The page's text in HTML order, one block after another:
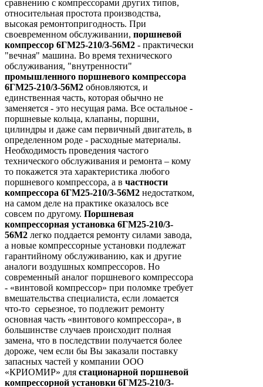
сравнению с компрессорами других типов,
относительная простота производства,
высокая ремонтопригодность. При
своевременном обслуживании, поршневой
компрессор 6ГМ25-210/3-56М2 - практически
"вечная" машина. Во время технического
обслуживания, "внутренности"
промышленного поршневого компрессора
6ГМ25-210/3-56М2 обновляются, и
единственная часть, которая обычно не
заменяется - это несущая рама. Все остальное -
поршневые кольца, клапаны, поршни,
цилиндры и даже сам первичный двигатель, в
определенном роде - расходные материалы.
Необходимость проведения частого
технического обслуживания и ремонта – кому
то покажется эта характеристика любого
поршневого компрессора, а в частности
компрессора 6ГМ25-210/3-56М2 недостатком,
на самом деле на практике оказалось все
совсем по другому. Поршневая
компрессорная установка 6ГМ25-210/3-
56М2 легко поддается ремонту силами завода,
а новые компрессорные установки подлежат
гарантийному обслуживанию, как и другие
аналоги воздушных компрессоров. Но
современный аналог поршневого компрессора
- «винтовой компрессор» при поломке требует
вмешательства специалиста, если ломается
что-то серьезное, то подлежит ремонту
основная часть «винтового компрессора», в
большинстве случаев происходит полная
замена, что в последствии получается более
дороже, чем если бы Вы заказали поставку
запасных частей у компании ООО
«КРИОМИР» для стационарной поршневой
компрессорной установки 6ГМ25-210/3-